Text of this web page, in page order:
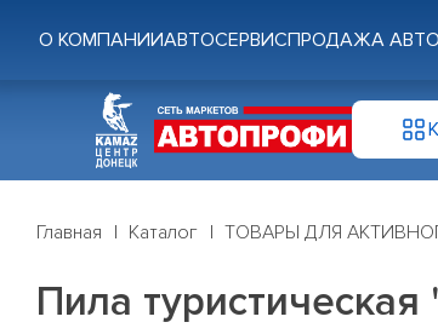
О КОМПАНИИАВТОСЕРВИСПРОДАЖА АВТО
Главная Каталог ТОВАРЫ ДЛЯ
Пила